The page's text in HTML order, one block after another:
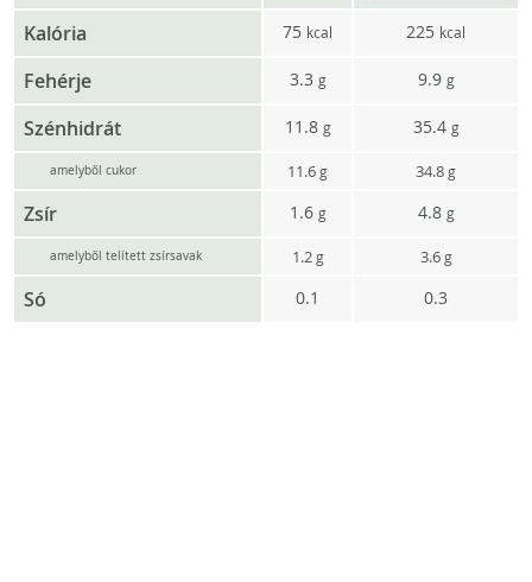
Kalória 75 kcal 225 kcal
Fehérje 3.3 g 9.9 g
Szénhidrát 11.8 g 35.4 g
amelyből cukor 11.6g 34.8g
Zsír 1.6 g 4.8 g
amelyből telített zsírsavak 1.2g 3.6 g
Só 0.1 0.3